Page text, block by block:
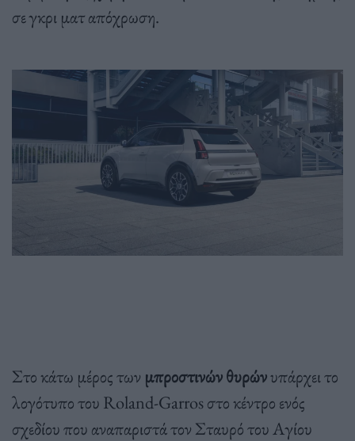
σε γκρι ματ απόχρωση.
Στο κάτω μέρος των μπροστινών θυρώνυπάρχει το
λογότυπο του Roland-Garros στο κέντρο ενός
σχεδίου που αναπαριστά τον Σταυρό του Αγίου